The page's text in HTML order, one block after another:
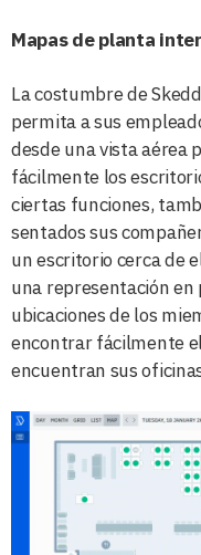
Mapas de planta
La costumbre de
permita a sus
desde una vista aérea
fácilmente los
ciertas funciones,
sentados sus
un escritorio cerca de
una representación en
ubicaciones de los
encontrar fácilmente
encuentran sus